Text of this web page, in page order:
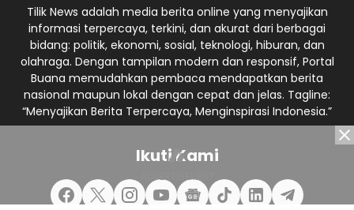
Tilik News adalah media berita online yang menyajikan
informasi terpercaya, terkini, dan akurat dari berbagai
bidang: politik, ekonomi, sosial, teknologi, hiburan, dan
olahraga. Dengan tampilan modern dan responsif, Portal
Buana memudahkan pembaca mendapatkan berita
nasional maupun lokal dengan cepat dan jelas. Tagline:
“Menyajikan Berita Terpercaya, Menginspirasi Indonesia.”
Ikuti Kami